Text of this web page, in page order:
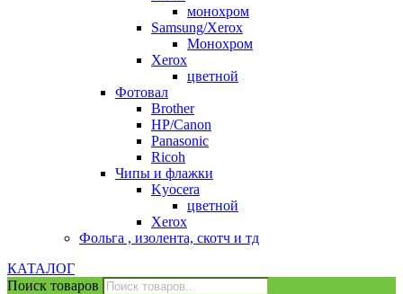
монохром
Samsung/Xerox
Монохром
Xerox
цветной
Фотовал
Brother
HP/Canon
Panasonic
Ricoh
Чипы и флажки
Kyocera
цветной
Xerox
Фольга , изолента, скотч и тд
КАТАЛОГ
Поиск товаров